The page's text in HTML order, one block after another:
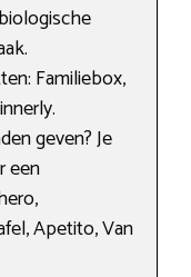
Familiebox,
geven? Je
een
Apetito, Van